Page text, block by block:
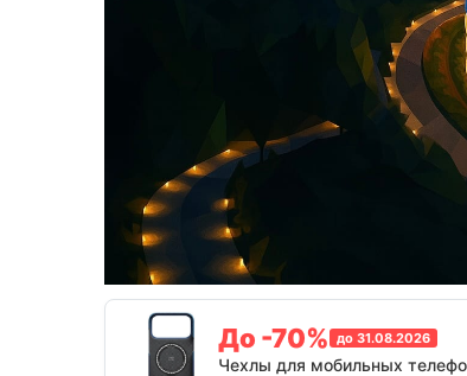
До -70% до 31.08.2026
Чехлы для мобильных